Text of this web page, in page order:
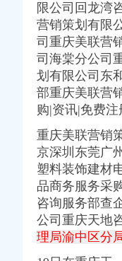
对外投资暨关联
对外投资暨关联
责任公司股权的提
事会第一次会议决议
事会第一次会议决议
计职位信息汇总|重庆
限责任公司对其
闻-重庆乐居网
限责任公司对外
庆）有限公司招聘信
限责任公司对其
吗？-家居装修-六安
富网
有限责任公司对其
限公司回龙湾
营销策划有限
司重庆美联营
司海棠分公司
划有限公司东
部重庆美联营
购|资讯|免费
重庆美联营销
京深圳东莞广
塑料装饰建材
品商务服务采
咨询服务部查
公司重庆天地
理局渝中区分